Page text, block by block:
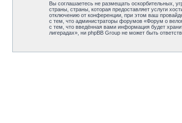
Вы соглашаетесь не размещать оскорбительных,
страны, страны, которая предоставляет услуги
отключению от конференции, при этом ваш
с тем, что администраторы форумов «Форум о
с тем, что введённая вами информация будет
лигерадах», ни phpBB Group не может быть